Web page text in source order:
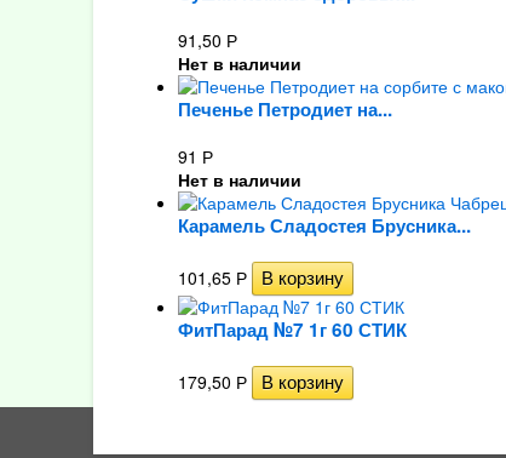
91,50 Р
Нет в наличии
Печенье Петродиет на...
91 Р
Нет в наличии
Карамель Сладостея Брусника...
101,65 Р
ФитПарад №7 1г 60 СТИК
179,50 Р